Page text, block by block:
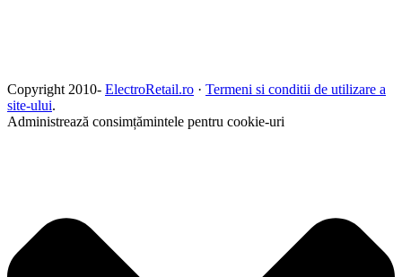
Copyright 2010- ElectroRetail.ro · Termeni si conditii de utilizare a
site-ului.
Administrează consimțămintele pentru cookie-uri